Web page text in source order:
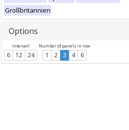
Großbritannien
Options
Intervall
6 12 24
Number of panels in row
1 2 3 4 6